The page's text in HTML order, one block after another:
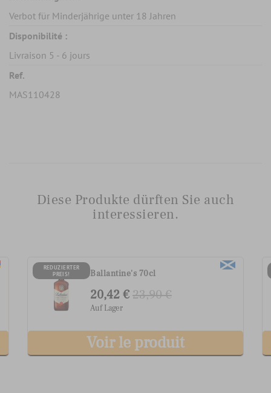
Verbot für Minderjährige unter 18 Jahren
Disponibilité :
Livraison 5 - 6 jours
Ref.
MAS110428
Diese Produkte dürften Sie auch
interessieren.
REDUZIERTER
PREIS!
G.H. Mumm Grand Cordon
Champagner
40,22 €46,90 €
Auf Lager
Voir le produit